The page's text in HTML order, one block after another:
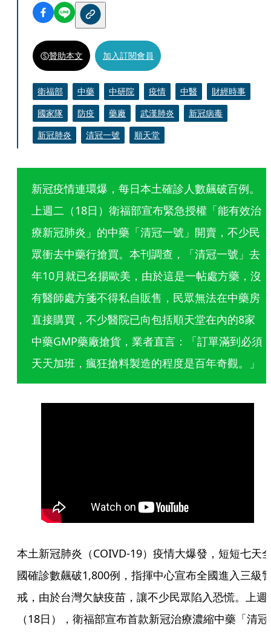
贊助本文 加入訂閱會員
衛福部 中藥 中研院 疫情 中醫
財經時事
國家隊
防疫 藥廠 武漢肺炎
新冠病毒
新冠肺炎
清冠一號 順天堂
新冠疫情連環爆，每日本土確診人數飆破百例。
上週二（18日）衛福部宣布緊急授權「能有效治
療新冠肺炎」的中藥「清冠一號」開賣，不少民
眾衝去中藥行搶買。本刊調查，「清冠一號」去
年10月就已名揚歐美，由於這是一帖處方藥，沒
有醫師處方箋不得私自販售，民眾無法在中藥房
直接購買，不少醫院已向包括順天堂在內的8家
中藥GMP藥廠搶貨，業者直言：「訂單滿到必須
天天加班，瘋狂搶料製造的程度是百年奇觀。」
本土新冠肺炎（COIVD-19）疫情大爆發，短短七天
國確診數飆破1,800例，指揮中心宣布全國進入三級
戒，由於台灣欠缺疫苗，讓不少民眾陷入恐慌。上週
（18日），衛福部宣布首款新冠治療濃縮中藥「清冠